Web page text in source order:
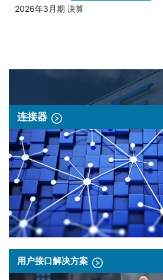
2026年3月期 决算
连接器
用户接口解决方案